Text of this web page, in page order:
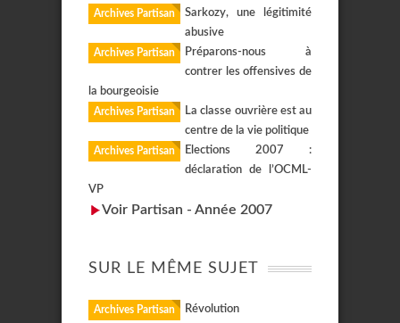
Archives Partisan
Sarkozy, une légitimité
abusive
Archives Partisan
Préparons-nous à
contrer les offensives de
la bourgeoisie
Archives Partisan
La classe ouvrière est au
centre de la vie politique
Archives Partisan
Elections 2007 :
déclaration de l’OCML-
VP
Voir Partisan - Année 2007
SUR LE MÊME SUJET
Archives Partisan Révolution